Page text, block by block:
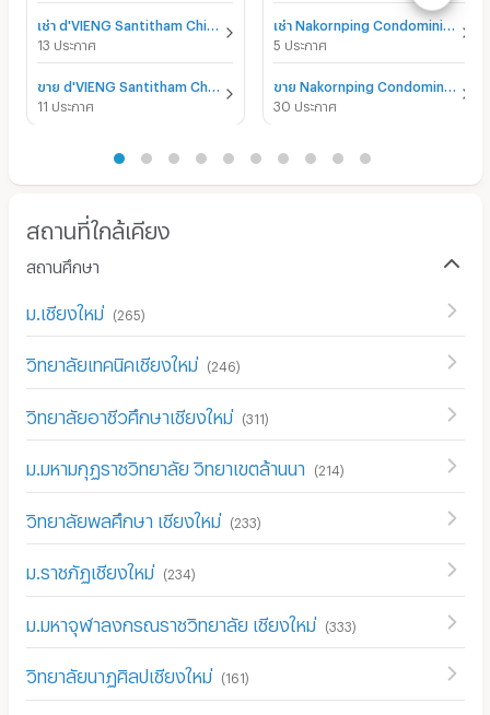
เช่า d'VIENG Santitham Chiangmai
13 ประกาศ
11 ประกาศ
เช่า Nakornping Condominium
5 ประกาศ
30 ประกาศ
สถานที่ใกล้เคียง
สถานศึกษา
ม.เชียงใหม่ (265)
วิทยาลัยเทคนิคเชียงใหม่ (246)
วิทยาลัยอาชีวศึกษาเชียงใหม่ (311)
ม.มหามกุฏราชวิทยาลัย วิทยาเขตล้านนา (214 )
วิทยาลัยพลศึกษา เชียงใหม่ (233)
ม.ราชภัฏเชียงใหม่ (234 )
ม.มหาจุฬาลงกรณราชวิทยาลัย เชียงใหม่ (333)
วิทยาลัยนาฏศิลปเชียงใหม่ (161)